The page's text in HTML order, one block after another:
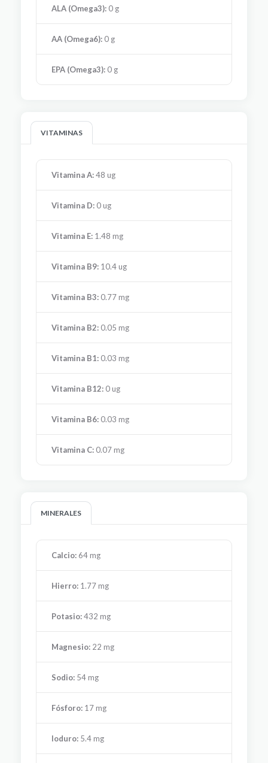
ALA (Omega3): 0 g
AA (Omega6): 0 g
EPA (Omega3): 0 g
VITAMINAS
Vitamina A:48 ug
Vitamina D: 0 ug
Vitamina E: 1.48 mg
Vitamina B9: 10.4 ug
Vitamina B3: 0.77 mg
Vitamina B2: 0.05 mg
Vitamina B1: 0.03 mg
Vitamina B12: 0 ug
Vitamina B6: 0.03 mg
Vitamina C: 0.07 mg
MINERALES
Calcio: 64 mg
Hierro: 1.77 mg
Potasio:432 mg
Magnesio: 22 mg
Sodio: 54 mg
Fósforo: 17 mg
Ioduro: 5.4 mg